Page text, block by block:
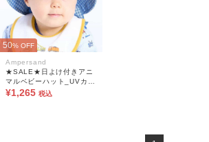
50% OFF
Ampersand
★SALE★日よけ付きアニ
マルベビーハット_UVカッ
ト
¥1,265 税込